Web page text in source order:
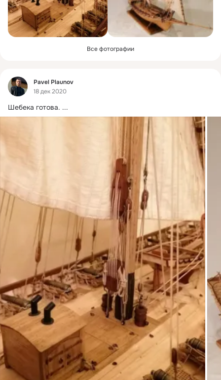
Все фотографии
Фид
Pavel Plaunov
18 дек 2020
Шебека готова. ...